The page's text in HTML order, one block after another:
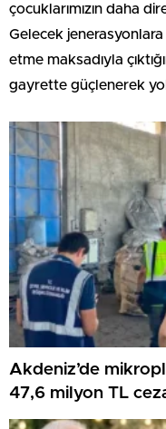
çocuklarımızın daha
Gelecek
etme maksadıyla
gayrette güçlenerek
Akdeniz’de
47,6 milyon TL